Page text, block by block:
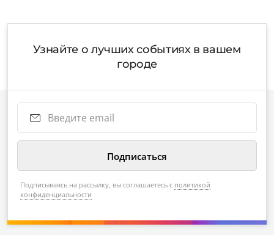
Узнайте о лучших событиях в вашем
городе
Подписываясь на рассылку, вы соглашаетесь с политикой
конфиденциальности